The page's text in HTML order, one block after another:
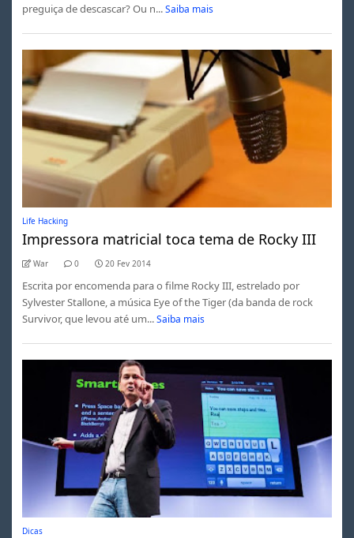
preguiça de descascar? Ou n... Saiba mais
Life Hacking
Impressora matricial toca tema de Rocky III
War 0 20 Fev 2014
Escrita por encomenda para o filme Rocky III, estrelado por
Sylvester Stallone, a música Eye of the Tiger (da banda de rock
Survivor, que levou até um... Saiba mais
Dicas